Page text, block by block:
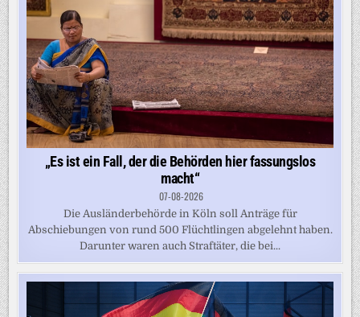
„Es ist ein Fall, der die Behörden hier fassungslos
macht“
07-08-2026
Die Ausländerbehörde in Köln soll Anträge für
Abschiebungen von rund 500 Flüchtlingen abgelehnt haben.
Darunter waren auch Straftäter, die bei...